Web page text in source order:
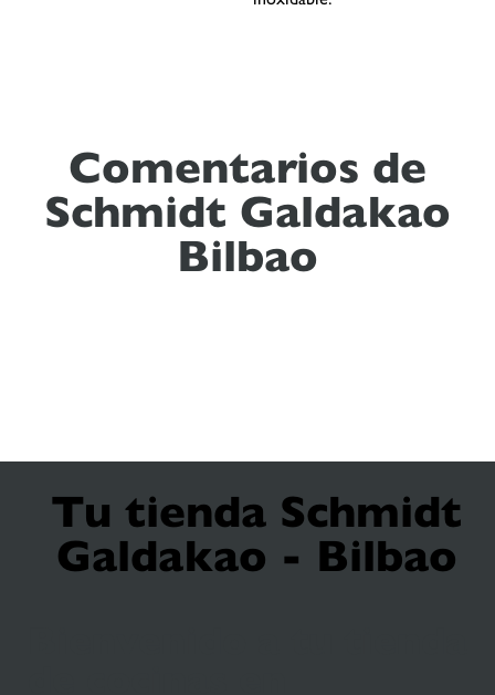
Comentarios de
Schmidt Galdakao
Bilbao
Tu tienda Schmidt
Galdakao - Bilbao